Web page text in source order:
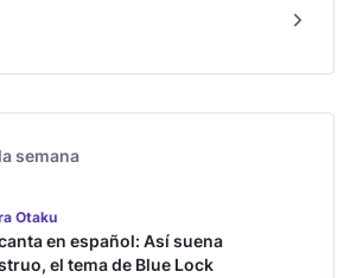
semana
Otaku
en español: Así suena
el tema de Blue Lock